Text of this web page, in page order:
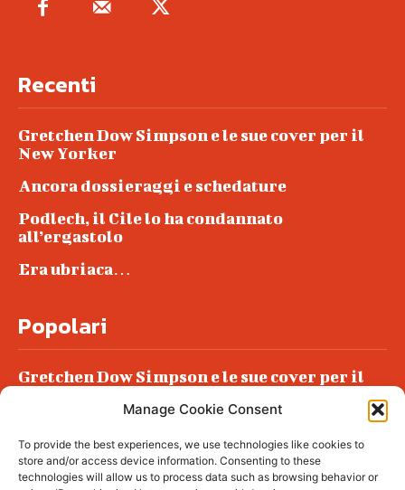
Manage Cookie Consent
To provide the best experiences, we use technologies like cookies to
store and/or access device information. Consenting to these
technologies will allow us to process data such as browsing behavior or
Recenti
Gretchen Dow Simpson e le sue cover per il
New Yorker
Ancora dossieraggi e schedature
Podlech, il Cile lo ha condannato
all’ergastolo
Era ubriaca…
Popolari
Gretchen Dow Simpson e le sue cover per il
Podlech, il Cile lo ha condannato
all’ergastolo